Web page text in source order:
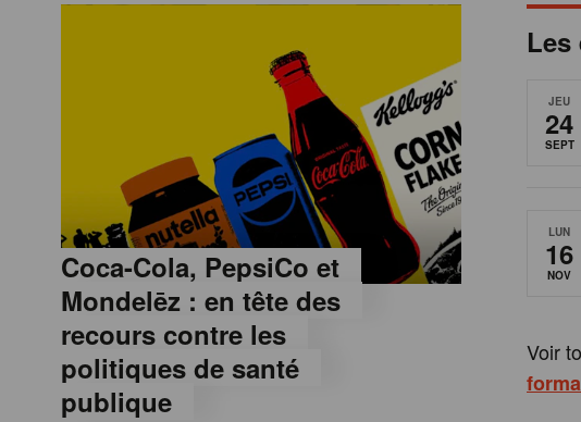
Coca-Cola, PepsiCo et
Mondelēz : en tête des
recours contre les
politiques de santé
publique
Les
JEU
24
SEPT
LUN
16
NOV
Voir